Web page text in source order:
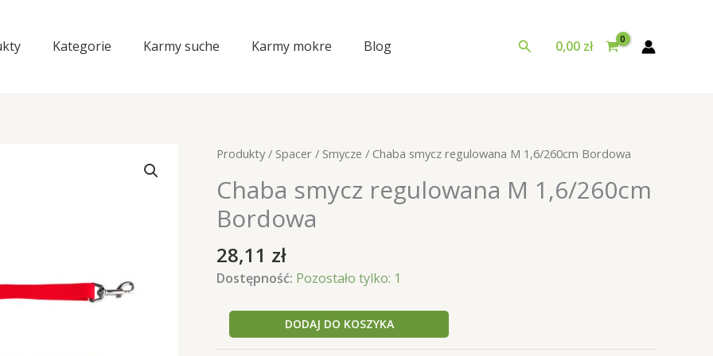
Kategorie Karmy suche Karmy mokre Blog Szukaj0,00 zł
Produkty/ Spacer / Smycze / Chaba smycz regulowana M 1,6/260cm Bordowa
Chaba smycz regulowana M 1,6/260cm
Bordowa
28,11 zł
Dostępność: Pozostało tylko: 1
ilość
Chaba
DODAJ DO KOSZYKA